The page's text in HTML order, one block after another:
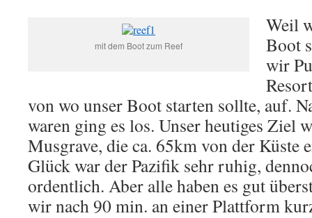
mit dem Boot zum Reef
Weil
Boot
wir
von wo unser Boot starten sollte, auf.
waren ging es los. Unser heutiges Ziel
Musgrave, die ca. 65km von der Küste
Glück war der Pazifik sehr ruhig,
ordentlich. Aber alle haben es gut
wir nach 90 min. an einer Plattform